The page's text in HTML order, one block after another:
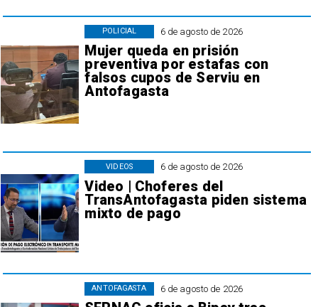
6 de agosto de 2026
Mujer queda en prisión
preventiva por estafas con
falsos cupos de Serviu en
Antofagasta
POLICIAL
6 de agosto de 2026
Video | Choferes del
TransAntofagasta piden sistema
mixto de pago
VIDEOS
6 de agosto de 2026
ANTOFAGASTA